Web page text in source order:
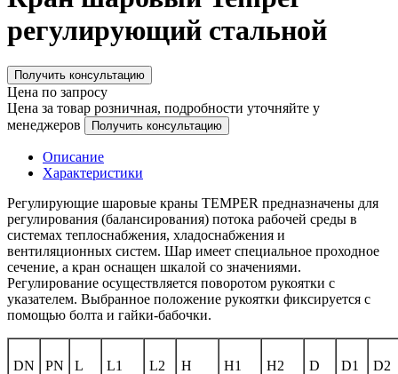
регулирующий стальной
Получить консультацию
Цена по запросу
Цена за товар розничная, подробности уточняйте у
менеджеров
Получить консультацию
Описание
Характеристики
Регулирующие шаровые краны TEMPER предназначены для
регулирования (балансирования) потока рабочей среды в
системах теплоснабжения, хладоснабжения и
вентиляционных систем. Шар имеет специальное проходное
сечение, а кран оснащен шкалой со значениями.
Регулирование осуществляется поворотом рукоятки с
указателем. Выбранное положение рукоятки фиксируется с
помощью болта и гайки-бабочки.
DN PN L L1 L2 H H1 H2 D D1 D2